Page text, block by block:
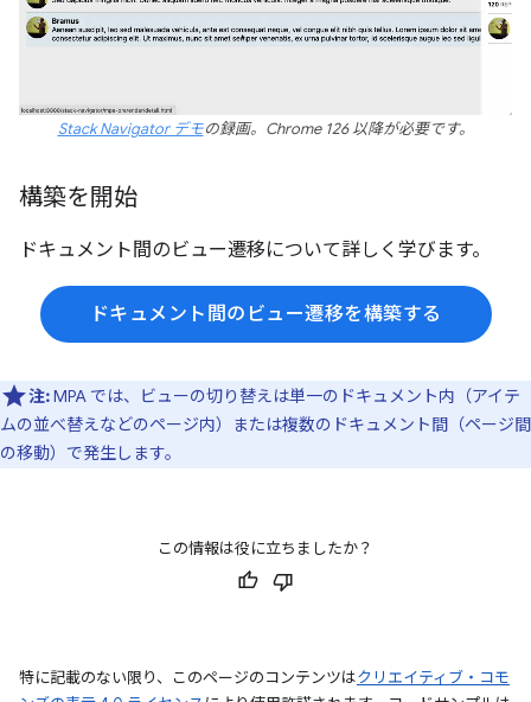
Stack Navigator デモの録画。Chrome 126 以降が必要です。
構築を開始
ドキュメント間のビュー遷移について詳しく学びます。
ドキュメント間のビュー遷移を構築する
注:MPA では、ビューの切り替えは単一のドキュメント内（アイテ
ムの並べ替えなどのページ内）または複数のドキュメント間（ページ間
の移動）で発生します。
この情報は役に立ちましたか？
特に記載のない限り、このページのコンテンツはクリエイティブ・コモ